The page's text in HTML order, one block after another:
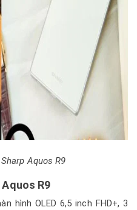
Aquos R9
R9
hình OLED 6,5 inch FHD+, 3